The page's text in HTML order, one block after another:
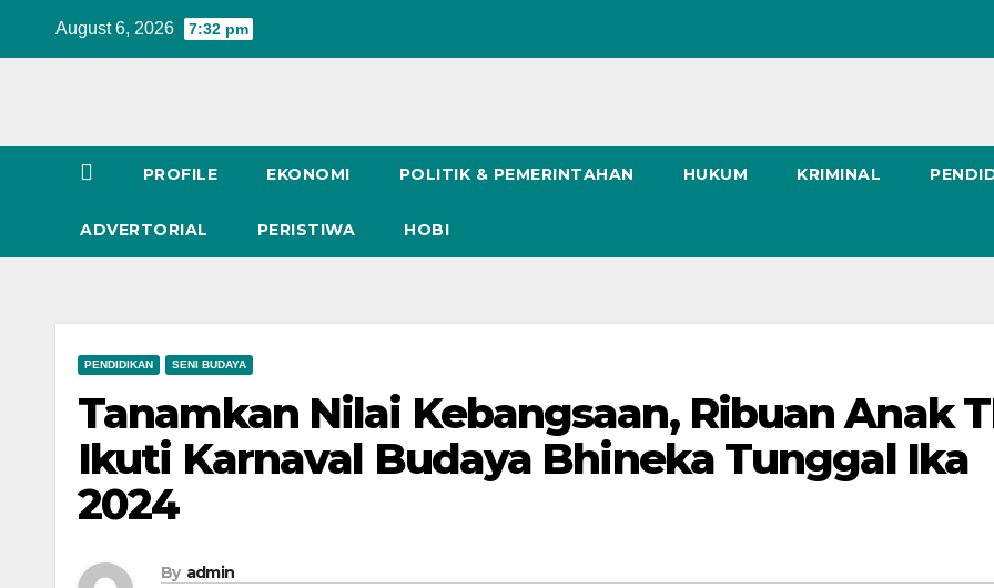
August 6, 2026 7:32 pm
PROFILE EKONOMI POLITIK & PEMERINTAHAN HUKUM KRIMINAL
ADVERTORIAL PERISTIWA HOBI
PENDIDIKAN SENI BUDAYA
Tanamkan Nilai Kebangsaan, Ribuan Anak
Ikuti Karnaval Budaya Bhineka Tunggal Ika
2024
By admin